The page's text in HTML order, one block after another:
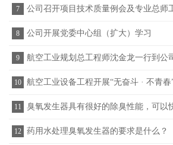
7
8 公司开展党委中心组（扩大）学习
9 航空工业规划总工程师沈金龙一行到公
10
11
12 药用水处理臭氧发生器的要求是什么？